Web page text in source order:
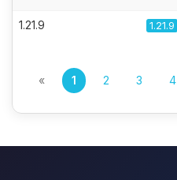
1.21.9 1.21.9
« 1 2 3 4